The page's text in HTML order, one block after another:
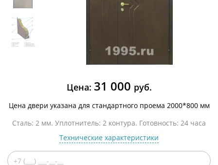
Цена: 31 000 руб.
Цена двери указана для стандартного проема 2000*800 мм
Сталь: 2 мм. Уплотнитель: 2 контура. Готовность: 24 часа
Технические характеристики